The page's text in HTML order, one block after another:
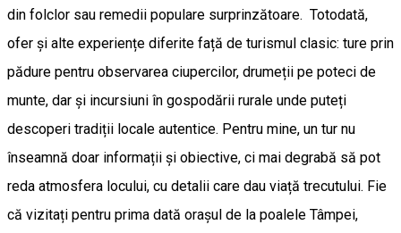
din folclor sau remedii populare surprinzătoare. Totodată,
ofer și alte experiențe diferite față de turismul clasic: ture prin
pădure pentru observarea ciupercilor, drumeții pe poteci de
munte, dar și incursiuni în gospodării rurale unde puteți
descoperi tradiții locale autentice. Pentru mine, un tur nu
înseamnă doar informații și obiective, ci mai degrabă să pot
reda atmosfera locului, cu detalii care dau viață trecutului. Fie
că vizitați pentru prima dată orașul de la poalele Tâmpei,